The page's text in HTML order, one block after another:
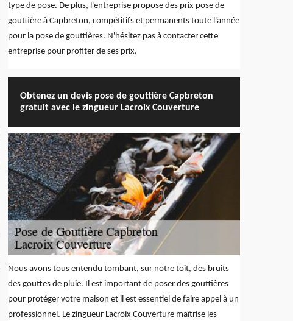
type de pose. De plus, l'entreprise propose des prix pose de
gouttière à Capbreton, compétitifs et permanents toute l'année
pour la pose de gouttières. N'hésitez pas à contacter cette
entreprise pour profiter de ses prix.
Obtenez un devis pose de gouttière Capbreton
gratuit avec le zingueur Lacroix Couverture
Nous avons tous entendu tombant, sur notre toit, des bruits
des gouttes de pluie. Il est important de poser des gouttières
pour protéger votre maison et il est essentiel de faire appel à un
professionnel. Le zingueur Lacroix Couverture maîtrise les